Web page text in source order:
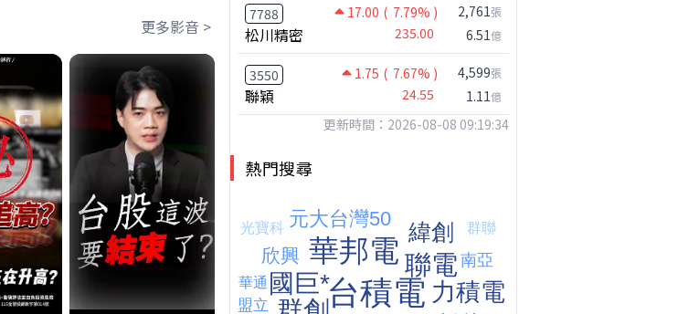
更多影音 >
7788 17.00 ( 7.79% )
松川精密 235.00
2,761張
6.51億
3550 1.75 ( 7.67% )
聯穎 24.55
4,599張
1.11億
更新時間：2026-08-08 09:19:34
熱門搜尋